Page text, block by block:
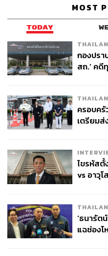
MOST
TODAY
กองปรา
สถ.’ ค
ครอบครั
เตรียมส่
ไขรหัสตั้
vs อาวุโ
‘ธนารัต
แฉช่องโ